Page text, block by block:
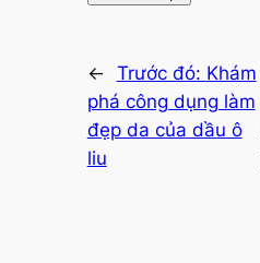
← Trước đó: Khám
phá công dụng làm
đẹp da của dầu ô
liu